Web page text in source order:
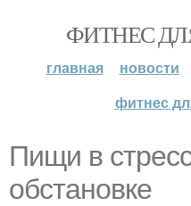
ФИТНЕС
главная новости
фитнес
Пищи в
обстановке